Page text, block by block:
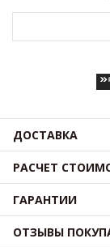
ДОСТАВКА
РАСЧЕТ
ГАРАНТИИ
ОТЗЫВЫ